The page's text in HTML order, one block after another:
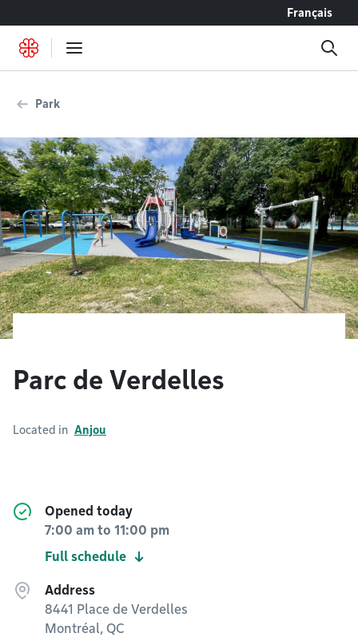
Français
Park
Parc de Verdelles
Located in Anjou
Opened today
7:00 am to 11:00 pm
Full schedule
Address
8441 Place de Verdelles
Montréal, QC